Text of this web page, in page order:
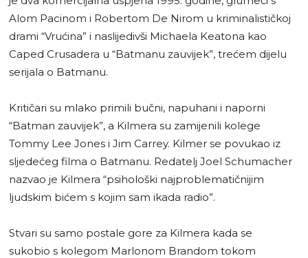
Alom Pacinom i Robertom De Nirom u kriminalističkoj
drami “Vrućina” i naslijedivši Michaela Keatona kao
Caped Crusadera u “Batmanu zauvijek”, trećem dijelu
serijala o Batmanu.
Kritičari su mlako primili bučni, napuhani i naporni
“Batman zauvijek”, a Kilmera su zamijenili kolege
Tommy Lee Jones i Jim Carrey. Kilmer se povukao iz
sljedećeg filma o Batmanu. Redatelj Joel Schumacher
nazvao je Kilmera “psihološki najproblematičnijim
ljudskim bićem s kojim sam ikada radio”.
Stvari su samo postale gore za Kilmera kada se
sukobio s kolegom Marlonom Brandom tokom